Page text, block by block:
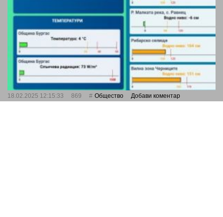
18.02.2025 12:15:33 869 Общество Добави коментар